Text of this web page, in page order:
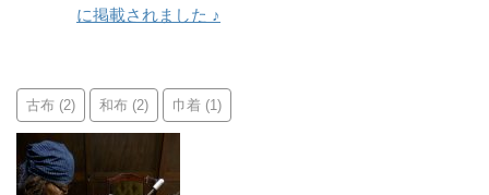
に掲載されました ♪
古布 (2) 和布 (2) 巾着 (1)